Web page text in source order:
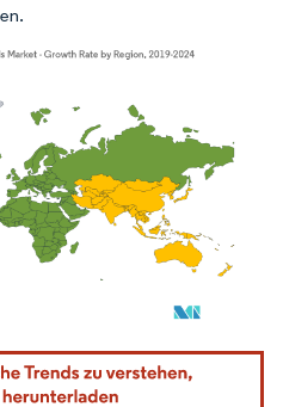
erfordert Namensnennung gemäß